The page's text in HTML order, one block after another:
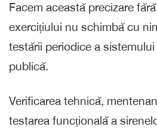
Facem această precizare
exercițiului nu schimbă cu
testării periodice a
publică.
Verificarea tehnică,
testarea funcțională a